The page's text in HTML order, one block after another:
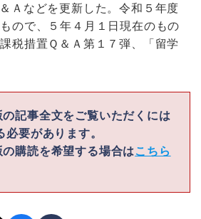
Ａなどを更新した。令和５年度
ので、５年４月１日現在のもの
税措置Ｑ＆Ａ第１７弾、「留学
記事全文をご覧いただくには
必要があります。
購読を希望する場合は こちら